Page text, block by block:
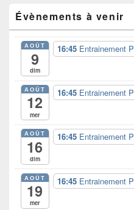
principale
de
widget
pour
barre
latérale
Évènements à venir
AOÛT
9
dim
16:45 Entrainement
AOÛT
12
mer
16:45 Entrainement
AOÛT
16
dim
16:45 Entrainement
AOÛT
19
mer
16:45 Entrainement